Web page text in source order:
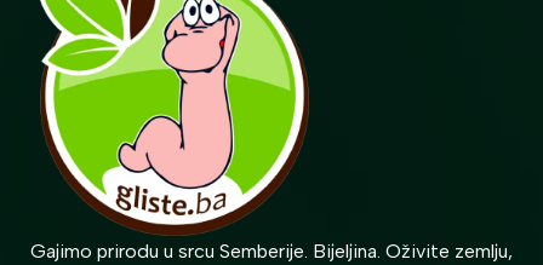
Gajimo prirodu u srcu Semberije. Bijeljina. Oživite zemlju,